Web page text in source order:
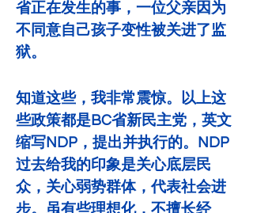
省正在发生的事，一位父亲因为
不同意自己孩子变性被关进了监
狱。
知道这些，我非常震惊。以上这
些政策都是BC省新民主党，英文
缩写NDP，提出并执行的。NDP
过去给我的印象是关心底层民
众，关心弱势群体，代表社会进
步。虽有些理想化，不擅长经